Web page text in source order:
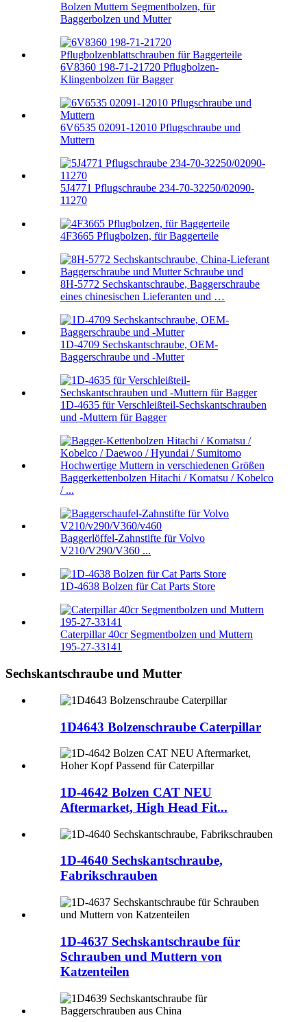
Bolzen Muttern Segmentbolzen, für
Baggerbolzen und Mutter
6V8360 198-71-21720 Pflugbolzen-
Klingenbolzen für Bagger
6V6535 02091-12010 Pflugschraube und
Muttern
5J4771 Pflugschraube 234-70-32250/02090-
11270
4F3665 Pflugbolzen, für Baggerteile
8H-5772 Sechskantschraube, Baggerschraube
eines chinesischen Lieferanten und …
1D-4709 Sechskantschraube, OEM-
Baggerschraube und -Mutter
1D-4635 für Verschleißteil-Sechskantschrauben
und -Muttern für Bagger
Baggerkettenbolzen Hitachi / Komatsu / Kobelco
/ ...
Baggerlöffel-Zahnstifte für Volvo
V210/V290/V360 ...
1D-4638 Bolzen für Cat Parts Store
Caterpillar 40cr Segmentbolzen und Muttern
195-27-33141
Sechskantschraube und Mutter
1D4643 Bolzenschraube Caterpillar
1D-4642 Bolzen CAT NEU
Aftermarket, High Head Fit...
1D-4640 Sechskantschraube,
Fabrikschrauben
1D-4637 Sechskantschraube für
Schrauben und Muttern von
Katzenteilen